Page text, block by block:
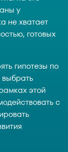
у
не хватает
готовых
гипотезы по
этой
с